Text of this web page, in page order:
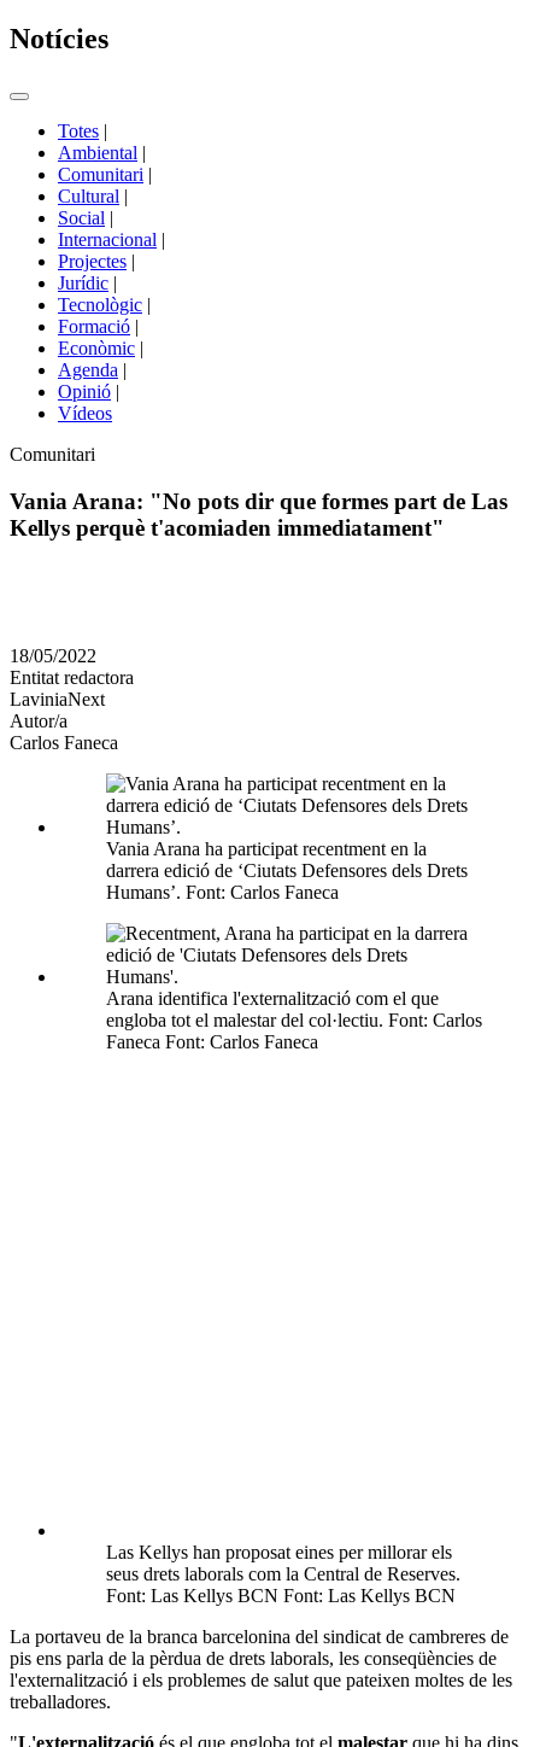
Notícies
Commutador
portals
Totes |
Ambiental |
Comunitari |
Cultural |
Social |
Internacional |
Projectes |
Jurídic |
Tecnològic |
Formació |
Econòmic |
Agenda |
Opinió |
Vídeos
Àmbit
la
notícia
Comunitari
Vania Arana: "No pots dir que formes part de Las
Kellys perquè t'acomiaden immediatament"
en
altres
xarxes
socials
18/05/2022
Entitat redactora
LaviniaNext
Autor/a
Carlos Faneca
Vania Arana ha participat recentment en la
darrera edició de ‘Ciutats Defensores dels Drets
Humans’. Font: Carlos Faneca
Arana identifica l'externalització com el que
engloba tot el malestar del col·lectiu. Font: Carlos
Faneca Font: Carlos Faneca
Las Kellys han proposat eines per millorar els
seus drets laborals com la Central de Reserves.
Font: Las Kellys BCN Font: Las Kellys BCN
La portaveu de la branca barcelonina del sindicat de cambreres de
pis ens parla de la pèrdua de drets laborals, les conseqüències de
l'externalització i els problemes de salut que pateixen moltes de les
treballadores.
"L'externalització és el que engloba tot el malestar que hi ha dins